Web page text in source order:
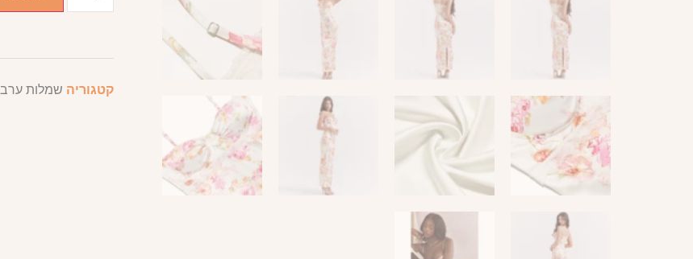
קטגוריה שמלות ערב